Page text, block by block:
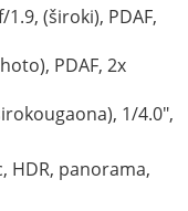
1.9, (široki), PDAF,
PDAF, 2x
1/4.0",
HDR, panorama,